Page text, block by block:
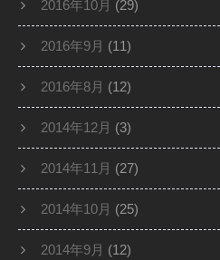
2016年10月 (29)
2016年9月 (11)
2016年8月 (12)
2014年12月 (3)
2014年11月 (27)
2014年10月 (25)
2014年9月 (12)